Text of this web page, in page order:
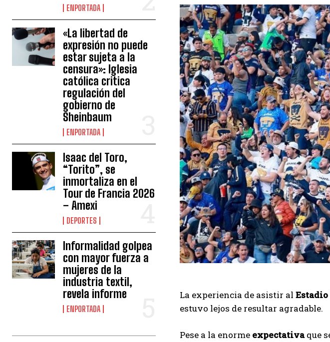
ENPORTADA
«La libertad de
expresión no puede
estar sujeta a la
censura»: Iglesia
católica critica
regulación del
gobierno de
Sheinbaum
ENPORTADA
Isaac del Toro,
“Torito”, se
inmortaliza en el
Tour de Francia 2026
– Amexi
DEPORTES
Informalidad golpea
con mayor fuerza a
mujeres de la
industria textil,
revela informe
ENPORTADA
La experiencia de asistir al
estuvo lejos de resultar agradable.
Pese a la enorme expectativaque